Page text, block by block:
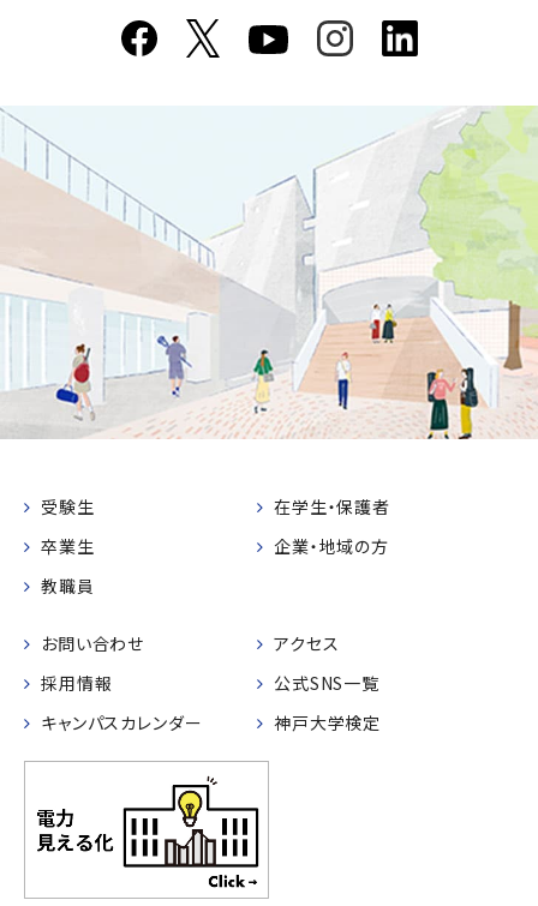
受験生
在学生・保護者
卒業生
企業・地域の方
教職員
お問い合わせ
アクセス
採用情報
公式SNS一覧
キャンパスカレンダー
神戸大学検定